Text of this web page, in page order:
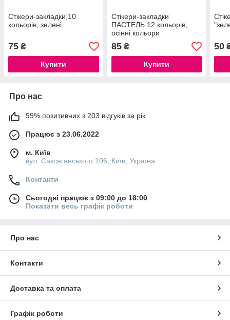
Стікери-закладки,10
кольорів, зелені
75 ₴
Купити
Стікери-закладки
ПАСТЕЛЬ 12 кольорів,
осінні кольори
85₴
Купити
50
Про нас
99% позитивних з 203 відгуків за рік
Працює з 23.06.2022
м. Київ
вул. Саксаганського 106, Київ, Україна
Контакти
Сьогодні працює з 09:00 до 18:00
Показати весь графік роботи
Про нас
Контакти
Доставка та оплата
Графік роботи